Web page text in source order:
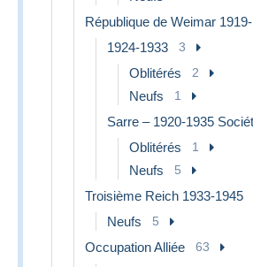
République de Weimar
1924-1933 3
Oblitérés 2
Neufs 1
Oblitérés 1
Neufs 5
Troisième Reich 1933-1945
Neufs 5
Occupation Alliée 63